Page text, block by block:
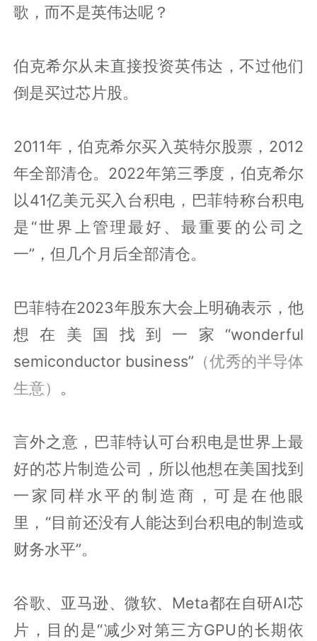
歌，而不是英伟达呢？
伯克希尔从未直接投资英伟达，不过他们
倒是买过芯片股。
2011年，伯克希尔买入英特尔股票，2012
年全部清仓。2022年第三季度，伯克希尔
以41亿美元买入台积电，巴菲特称台积电
是“世界上管理最好、最重要的公司之
一”，但几个月后全部清仓。
巴菲特在2023年股东大会上明确表示，他
想在美国找到一家“wonderful
semiconductor business” （优秀的半导体
生意） 。
言外之意，巴菲特认可台积电是世界上最
好的芯片制造公司，所以他想在美国找到
一家同样水平的制造商，可是在他眼
里，“目前还没有人能达到台积电的制造或
财务水平”。
谷歌、亚马逊、微软、Meta都在自研AI芯
片，目的是“减少对第三方GPU的长期依